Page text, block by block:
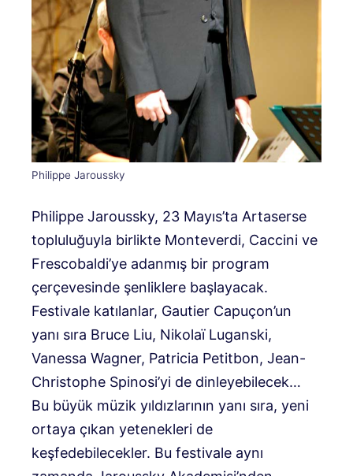
Philippe Jaroussky
Philippe Jaroussky, 23 Mayıs’ta Artaserse
topluluğuyla birlikte Monteverdi, Caccini ve
Frescobaldi’ye adanmış bir program
çerçevesinde şenliklere başlayacak.
Festivale katılanlar, Gautier Capuçon’un
yanı sıra Bruce Liu, Nikolaï Luganski,
Vanessa Wagner, Patricia Petitbon, Jean-
Christophe Spinosi’yi de dinleyebilecek…
Bu büyük müzik yıldızlarının yanı sıra, yeni
ortaya çıkan yetenekleri de
keşfedebilecekler. Bu festivale aynı